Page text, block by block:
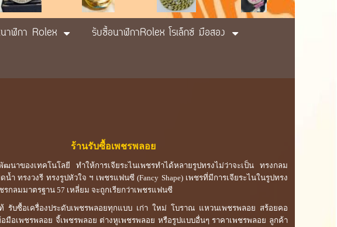
าฬิกา Rolex
รับซื้อนาฬิกาRolex โรเล็กซ์ มือสอง
ร้านรับซื้อเพชรพลอย
ฒนาของเทคโนโลยี ทำให้การเจียระไนเพชรทำได้หลายรูปทรงไม่ว่าจะเป็น ทรงกลม
น้ำ ทรงวงรี ทรงรูปหัวใจ ฯ เพชรแฟนซี (Fancy Shape) เพชรที่มีการเจียระไนในรูปทรง
กลมมาตรฐาน 57 เหลี่ยม จะถูกเรียกว่าเพชรแฟนซี
รับซื้อเครื่องประดับเพชรพลอยทุกแบบ เก่า ใหม่ โบราณ แหวนเพชรพลอย สร้อยคอ
มือเพชรพลอย จี้เพชรพลอย ต่างหูเพชรพลอย หรือรูปแบบอื่นๆ ราคาเพชรพลอย ลูกค้า